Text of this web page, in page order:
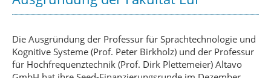
Die Ausgründung der Professur für Sprachtechnologie und
Kognitive Systeme (Prof. Peter Birkholz) und der Professur
für Hochfrequenztechnik (Prof. Dirk Plettemeier) Altavo